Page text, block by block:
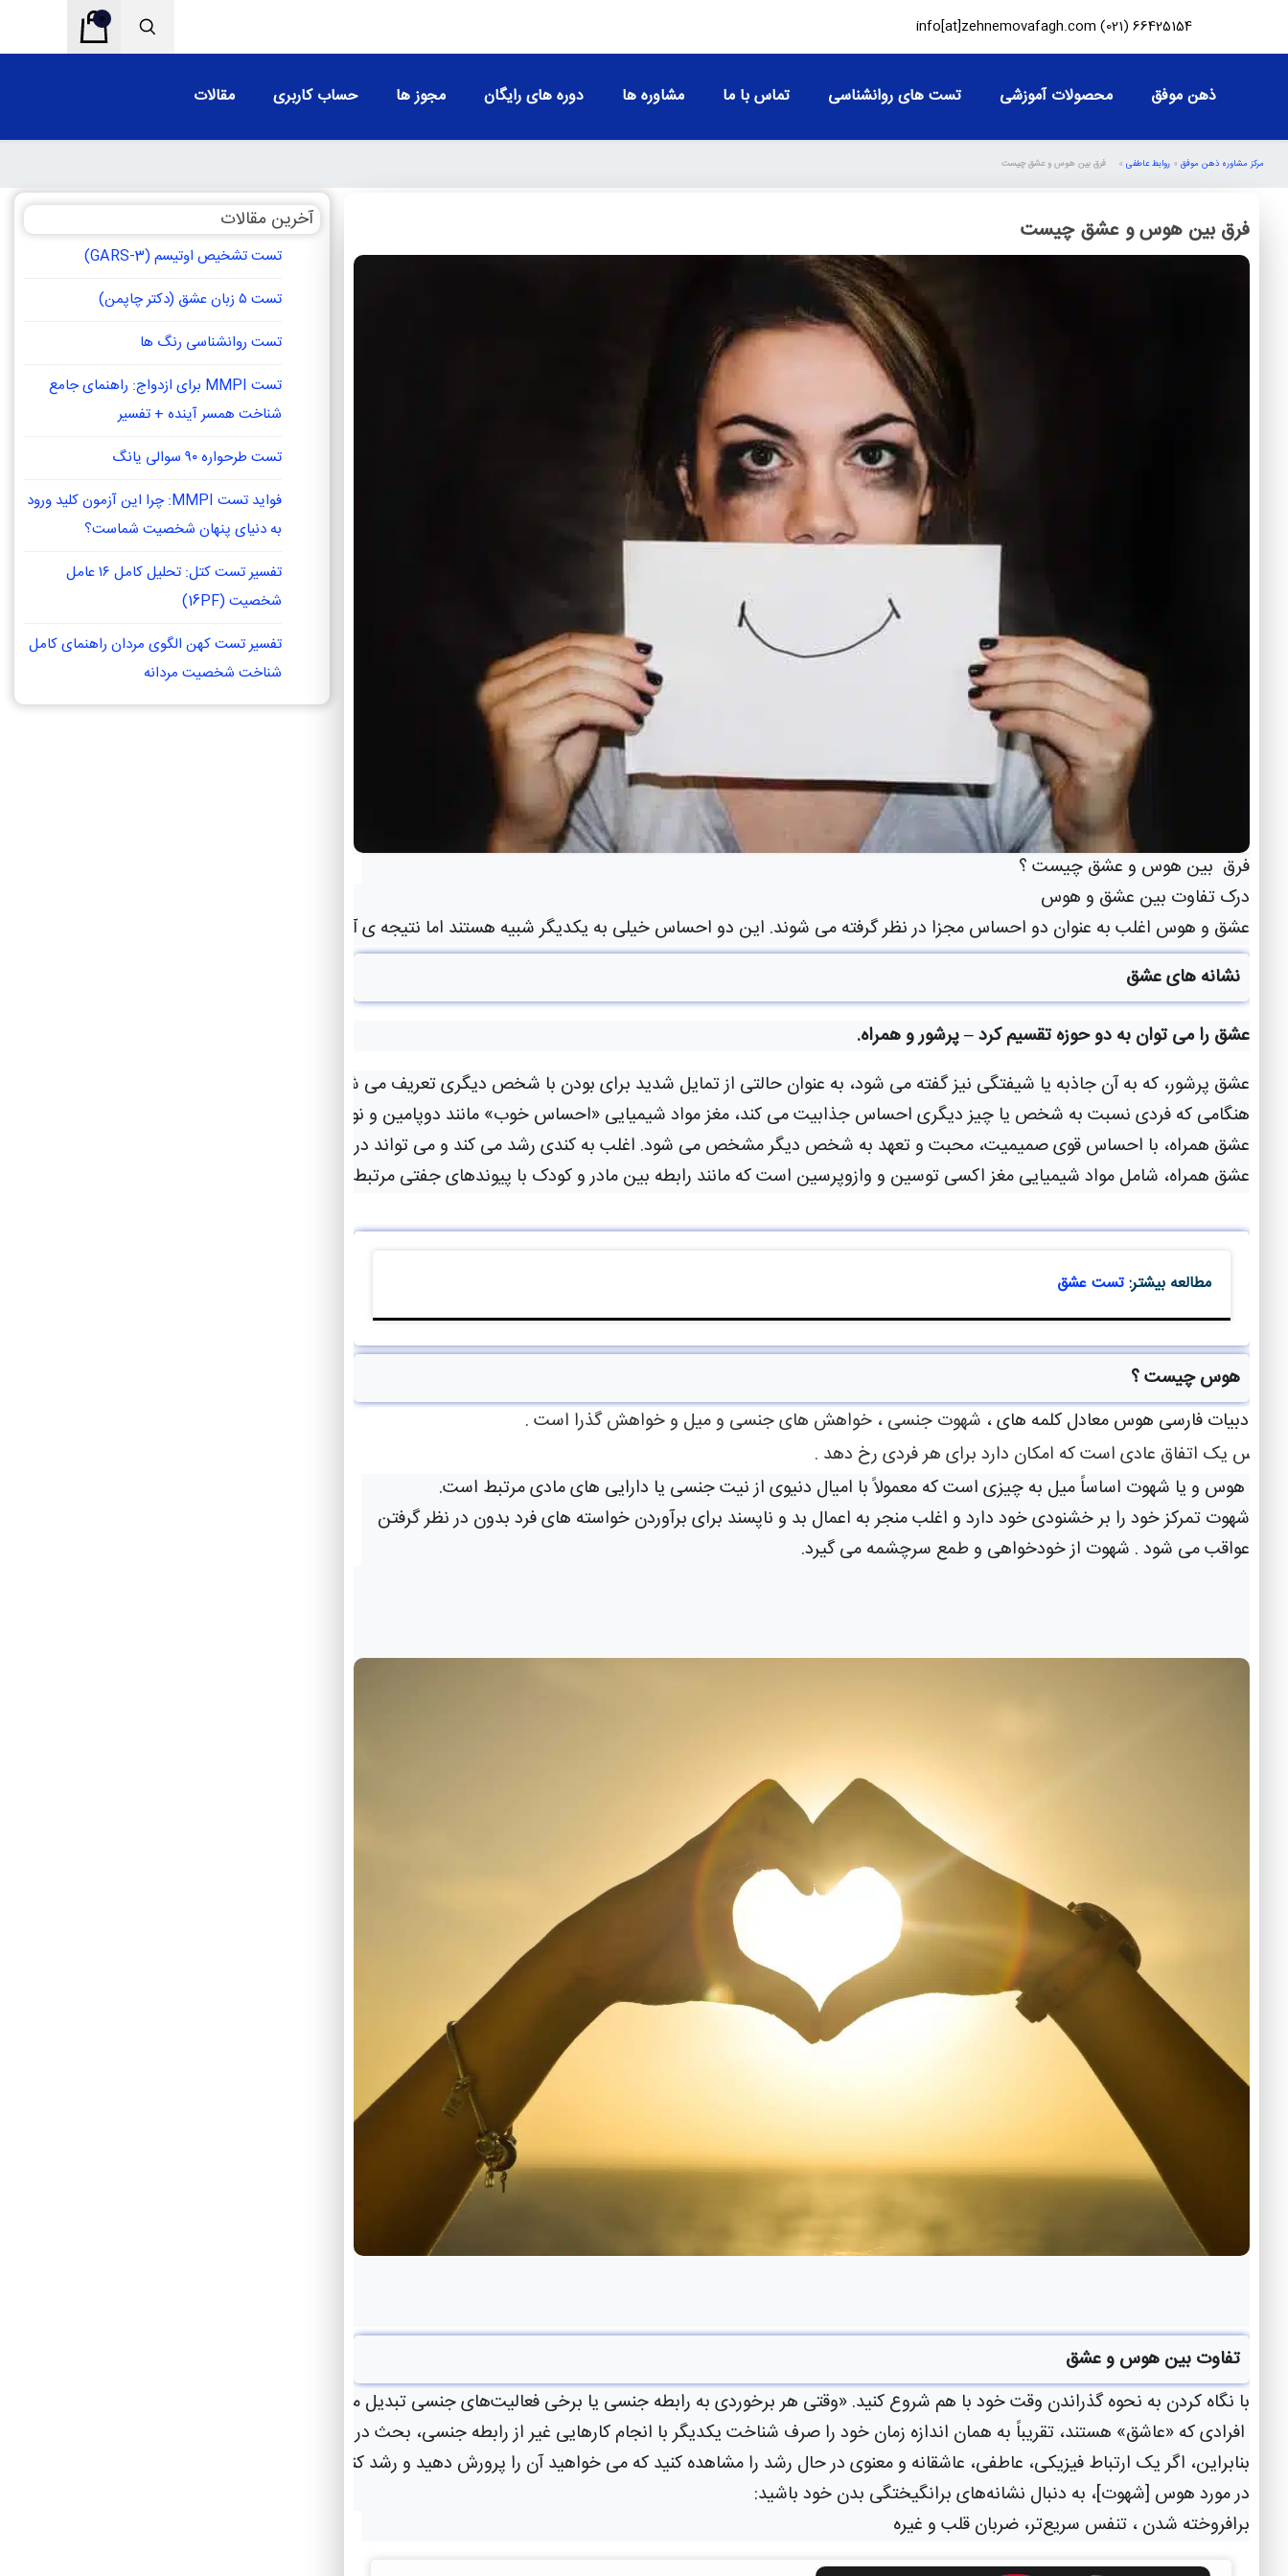
66425154 (021)
info[at]zehnemovafagh.com
0
ذهن موفق محصولات آموزشی تست های روانشناسی تماس با ما مشاوره ها دوره های رایگان مجوز ها حساب کاربری مقالات
مرکز مشاوره ذهن موفق » روابط عاطفی » فرق بین هوس و عشق چیست
فرق بین هوس و عشق چیست
فرق بین هوس و عشق چیست ؟
درک تفاوت بین عشق و هوس
عشق و هوس اغلب به عنوان دو احساس مجزا در نظر گرفته می شوند. این دو احساس خیلی به یکدیگر شبیه هستند اما نتیجه ی آنها اصولا متفاوت است . در ین مقاله می خواهیم
نشانه های عشق
عشق را می توان به دو حوزه تقسیم کرد – پرشور و همراه.
عشق پرشور، که به آن جاذبه یا شیفتگی نیز گفته می شود، به عنوان حالتی از تمایل شدید برای بودن با شخص دیگری تعریف می شود. برانگیختگی عاطفی و اشتیاق جنسی از ویژگی‌های بارز عشق پرشور است و افرادی که این نوع عشق را تجربه می‌کنند معمولاً وقتی رابطه‌شان به هم می‌خورد، مضطرب می‌شوند.
هنگامی که فردی نسبت به شخص یا چیز دیگری احساس جذابیت می کند، مغز مواد شیمیایی «احساس خوب» مانند دوپامین و نوراپی نفرین تولید می کند که بر همان مسیرهای
عشق همراه، با احساس قوی صمیمیت، محبت و تعهد به شخص دیگر مشخص می شود. اغلب به کندی رشد می کند و می تواند در دوستی های نزدیک و شرکای عاشقانه طولانی
عشق همراه، شامل مواد شیمیایی مغز اکسی توسین و وازوپرسین است که مانند رابطه بین مادر و کودک با پیوندهای جفتی مرتبط است.
مطالعه بیشتر:تست عشق
هوس چیست ؟
در ادبیات فارسی هوس معادل کلمه های ، شهوت جنسی ، خواهش های جنسی و میل و خواهش گذرا است .
هوس یک اتفاق عادی است که امکان دارد برای هر فردی رخ دهد .
هوس و یا شهوت اساساً میل به چیزی است که معمولاً با امیال دنیوی از نیت جنسی یا دارایی های مادی مرتبط است.
شهوت تمرکز خود را بر خشنودی خود دارد و اغلب منجر به اعمال بد و ناپسند برای برآوردن خواسته های فرد بدون در نظر گرفتن
عواقب می شود . شهوت از خودخواهی و طمع سرچشمه می گیرد.
تفاوت بین هوس و عشق
با نگاه کردن به نحوه گذراندن وقت خود با هم شروع کنید. «وقتی هر برخوردی به رابطه جنسی یا برخی فعالیت‌های جنسی تبدیل می‌شود، به احتمال زیاد  هوس و شهوت است نه عشق.
افرادی که «عاشق» هستند، تقریباً به همان اندازه زمان خود را صرف شناخت یکدیگر با انجام کارهایی غیر از رابطه جنسی، بحث در مورد گذشته، حال و آینده خود و لذت بردن از
بنابراین، اگر یک ارتباط فیزیکی، عاطفی، عاشقانه و معنوی در حال رشد را مشاهده کنید که می خواهید آن را پرورش دهید و رشد کنید، عشق را تجربه می کنید !
در مورد هوس [شهوت]، به دنبال نشانه‌های برانگیختگی بدن خود باشید:
برافروخته شدن ، تنفس سریع‌تر، ضربان قلب و غیره
آخرین مقالات
تست تشخیص اوتیسم (GARS-3)
تست ۵ زبان عشق (دکتر چاپمن)
تست روانشناسی رنگ ها
تست MMPI برای ازدواج: راهنمای جامع
شناخت همسر آینده + تفسیر
تست طرحواره ۹۰ سوالی یانگ
فواید تست MMPI: چرا این آزمون کلید ورود
به دنیای پنهان شخصیت شماست؟
تفسیر تست کتل: تحلیل کامل ۱۶ عامل
شخصیت (16PF)
تفسیر تست کهن الگوی مردان راهنمای کامل
شناخت شخصیت مردانه